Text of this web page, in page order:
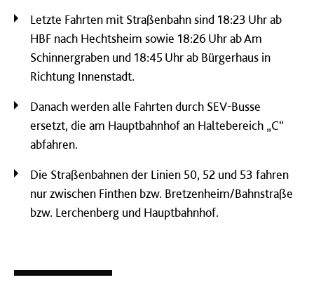
Letzte Fahrten mit Straßenbahn sind 18:23 Uhr ab
HBF nach Hechtsheim sowie 18:26 Uhr ab Am
Schinnergraben und 18:45 Uhr ab Bürgerhaus in
Richtung Innenstadt.
Danach werden alle Fahrten durch SEV-Busse
ersetzt, die am Hauptbahnhof an Haltebereich „C“
abfahren.
Die Straßenbahnen der Linien 50, 52 und 53 fahren
nur zwischen Finthen bzw. Bretzenheim/Bahnstraße
bzw. Lerchenberg und Hauptbahnhof.